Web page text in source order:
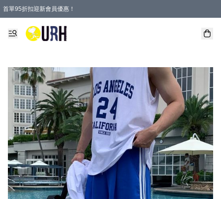
首單95折扣迎新會員優惠！
特選會員可享全單低至 95 折優惠！
單一訂單滿HKD600(澳門HKD800)包郵寄順豐送到家。